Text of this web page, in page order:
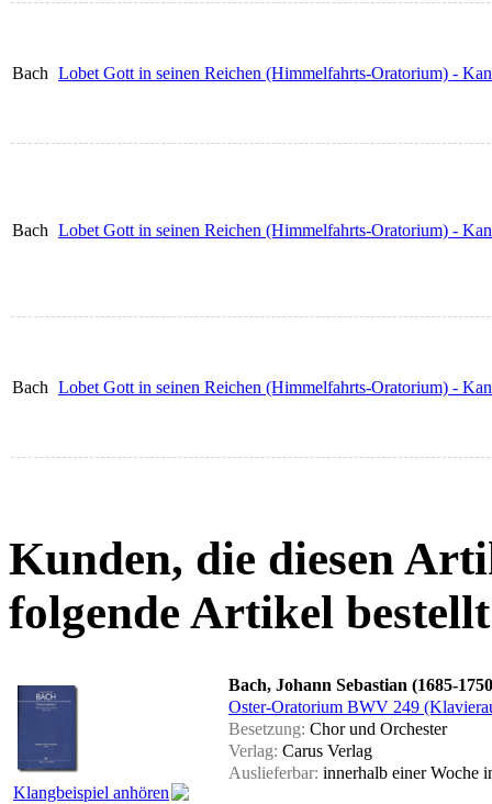
Bach Lobet Gott in seinen Reichen (Himmelfahrts-Oratorium) -
Bach Lobet Gott in seinen Reichen (Himmelfahrts-Oratorium) -
Bach Lobet Gott in seinen Reichen (Himmelfahrts-Oratorium) -
Kunden, die diesen
folgende Artikel
Klangbeispiel anhören
Bach, Johann Sebastian (1685-
Oster-Oratorium BWV 249
Besetzung: Chor und Orchester
Verlag: Carus Verlag
Auslieferbar: innerhalb einer Woche